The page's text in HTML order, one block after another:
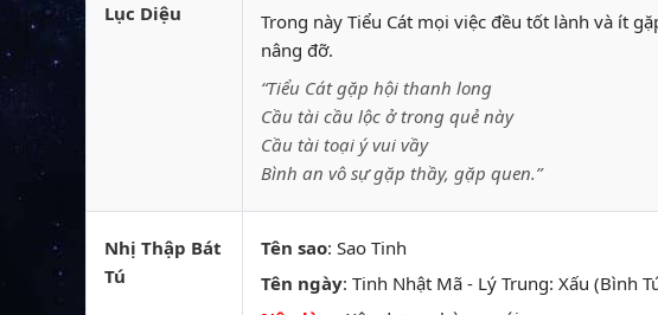
Lục Diệu
Trong này Tiểu Cát mọi việc đều tốt lành và ít
nâng đỡ.
“Tiểu Cát gặp hội thanh long
Cầu tài cầu lộc ở trong quẻ này
Cầu tài toại ý vui vầy
Bình an vô sự gặp thầy, gặp quen.”
Nhị Thập Bát
Tú
Tên sao: Sao Tinh
Tên ngày: Tinh Nhật Mã - Lý Trung: Xấu (Bình